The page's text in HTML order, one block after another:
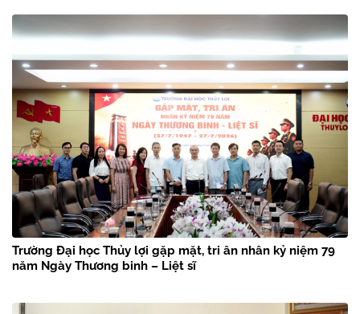
Trường Đại học Thủy lợi gặp mặt, tri ân nhân kỷ niệm 79
năm Ngày Thương binh – Liệt sĩ